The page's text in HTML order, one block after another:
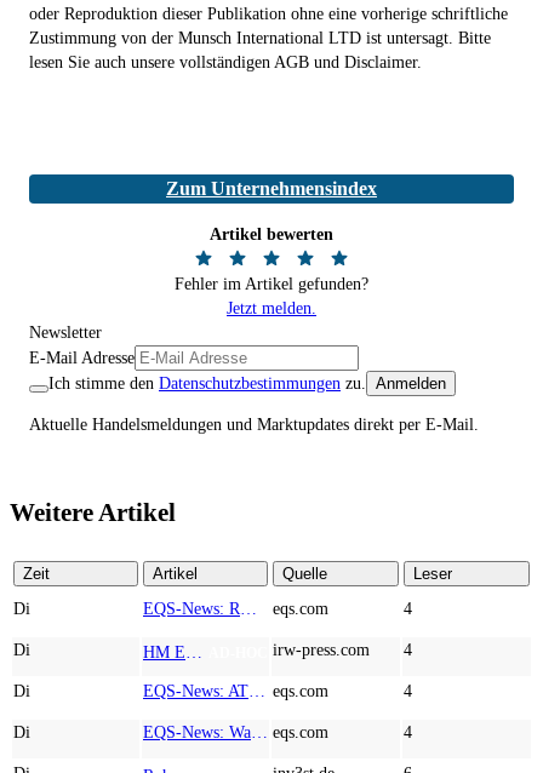
oder Reproduktion dieser Publikation ohne eine vorherige schriftliche
Zustimmung von der Munsch International LTD ist untersagt. Bitte
lesen Sie auch unsere vollständigen AGB und Disclaimer.
Zum Unternehmensindex
Artikel bewerten
Fehler im Artikel gefunden?
Jetzt melden.
Newsletter
E-Mail Adresse
Ich stimme den Datenschutzbestimmungen zu. Anmelden
Aktuelle Handelsmeldungen und Marktupdates direkt per E-Mail.
Weitere Artikel
Zeit Artikel Quelle
Leser
Di
eqs.com 4
Di irw-press.com 4
Di eqs.com 4
Di eqs.com 4